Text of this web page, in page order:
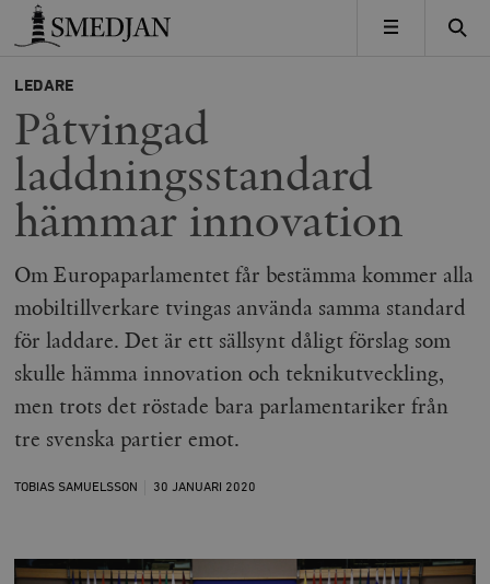
Timbro
MENY
LEDARE
Påtvingad
laddningsstandard
hämmar innovation
Om Europaparlamentet får bestämma kommer alla
mobiltillverkare tvingas använda samma standard
för laddare. Det är ett sällsynt dåligt förslag som
skulle hämma innovation och teknikutveckling,
men trots det röstade bara parlamentariker från
tre svenska partier emot.
TOBIAS SAMUELSSON 30 JANUARI 2020